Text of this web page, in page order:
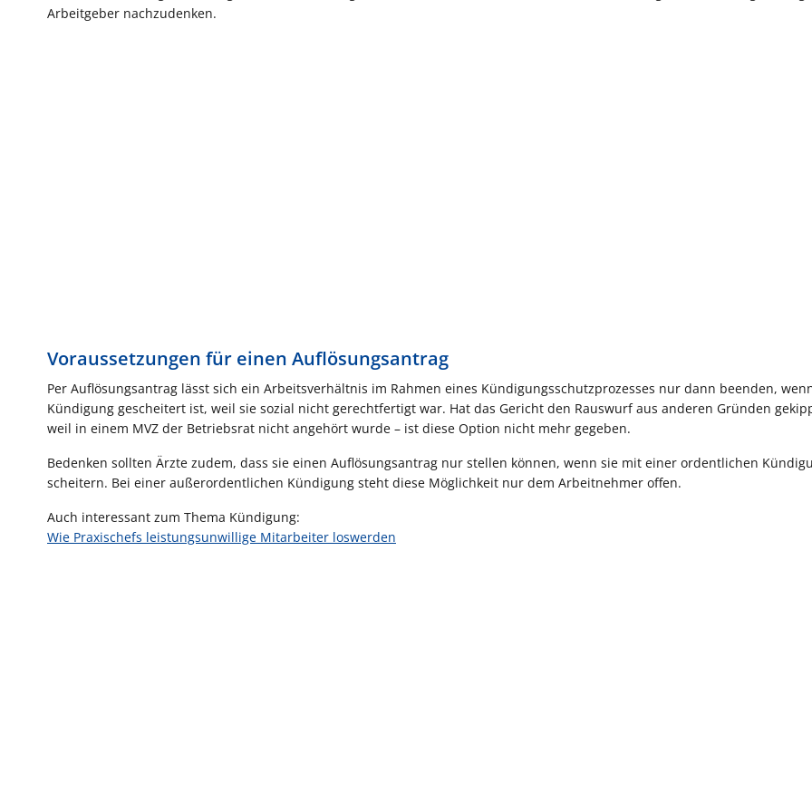
Arbeitgeber nachzudenken.
Voraussetzungen für einen Auflösungsantrag
Per Auflösungsantrag lässt sich ein Arbeitsverhältnis im Rahmen eines Kündigungsschutzprozesses nur dann beenden,
Kündigung gescheitert ist, weil sie sozial nicht gerechtfertigt war. Hat das Gericht den Rauswurf aus anderen Gründen
weil in einem MVZ der Betriebsrat nicht angehört wurde – ist diese Option nicht mehr gegeben.
Bedenken sollten Ärzte zudem, dass sie einen Auflösungsantrag nur stellen können, wenn sie mit einer ordentlichen
scheitern. Bei einer außerordentlichen Kündigung steht diese Möglichkeit nur dem Arbeitnehmer offen.
Auch interessant zum Thema Kündigung:
Wie Praxischefs leistungsunwillige Mitarbeiter loswerden